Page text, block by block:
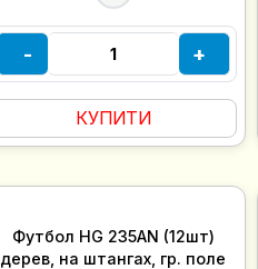
- +
КУПИТИ
Футбол HG 235AN (12шт)
дерев, на штангах, гр. поле